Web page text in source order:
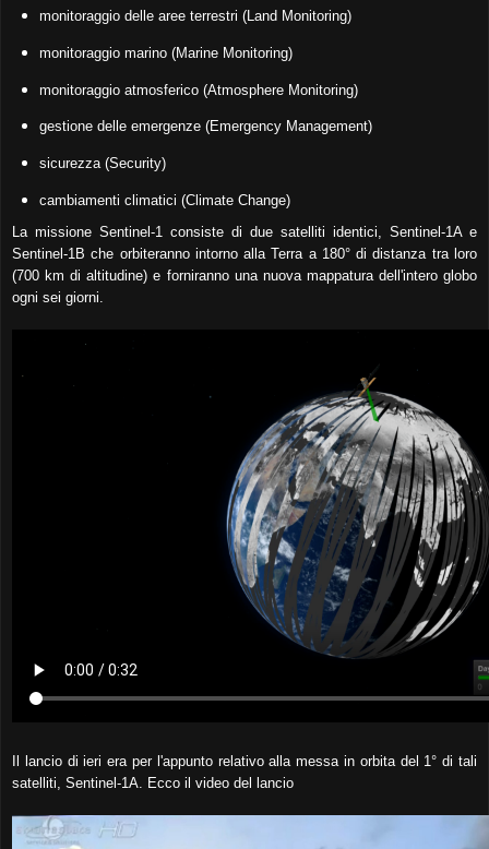
monitoraggio delle aree terrestri (Land Monitoring)
monitoraggio marino (Marine Monitoring)
monitoraggio atmosferico (Atmosphere Monitoring)
gestione delle emergenze (Emergency Management)
sicurezza (Security)
cambiamenti climatici (Climate Change)
La missione Sentinel-1 consiste di due satelliti identici, Sentinel-1A e
Sentinel-1B che orbiteranno intorno alla Terra a 180° di distanza tra loro
(700 km di altitudine) e forniranno una nuova mappatura dell'intero globo
ogni sei giorni.
Il lancio di ieri era per l'appunto relativo alla messa in orbita del 1° di tali
satelliti, Sentinel-1A. Ecco il video del lancio